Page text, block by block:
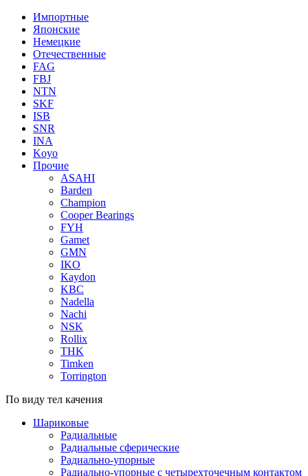
Импортные
Японские
Немецкие
Отечественные
FAG
FBJ
NTN
SKF
ISB
SNR
INA
Koyo
Прочие
ASAHI
Barden
Champion
Cooper Bearings
FYH
Gamet
GMN
IKO
Kaydon
KBC
Nadella
Nachi
NSK
Rollix
THK
Timken
Torrington
По виду тел качения
Шариковые
Радиальные
Радиальные сферические
Радиально-упорные
Радиально-упорные с четырехточечным контактом